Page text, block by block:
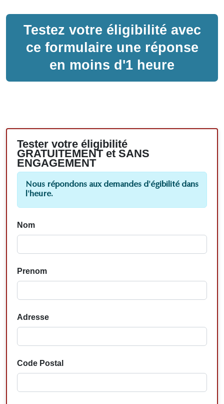
Testez votre éligibilité avec
ce formulaire une réponse
en moins d'1 heure
Tester votre éligibilité
GRATUITEMENT et SANS
ENGAGEMENT
Nous répondons aux demandes d'égibilité dans
l'heure.
Nom
Prenom
Adresse
Code Postal